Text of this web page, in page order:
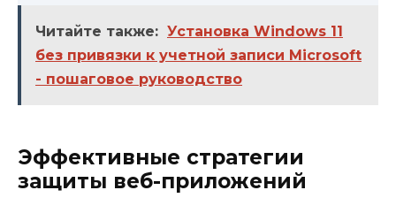
Читайте также: Установка Windows 11
без привязки к учетной записи Microsoft
- пошаговое руководство
Эффективные стратегии
защиты веб-приложений